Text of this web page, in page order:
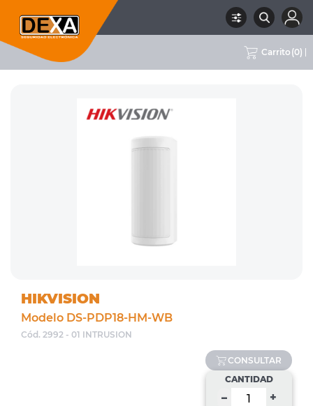
Carrito (0)
MARCA
HIKVISION
Modelo DS-PDP18-HM-WB
Cód. 2992 - 01 INTRUSION
CONSULTAR
CANTIDAD
– +